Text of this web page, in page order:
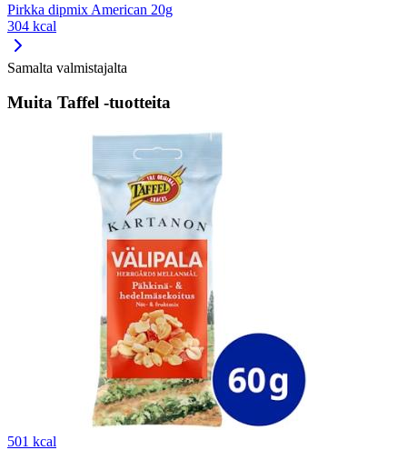
Pirkka dipmix American 20g
304 kcal
Samalta valmistajalta
Muita Taffel -tuotteita
501 kcal